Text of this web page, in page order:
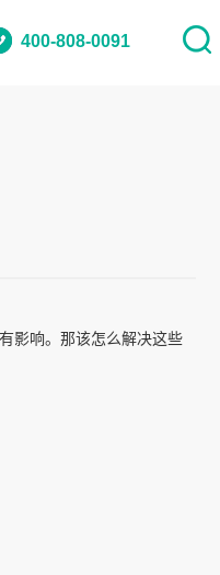
400-808-0091
影响。那该怎么解决这些